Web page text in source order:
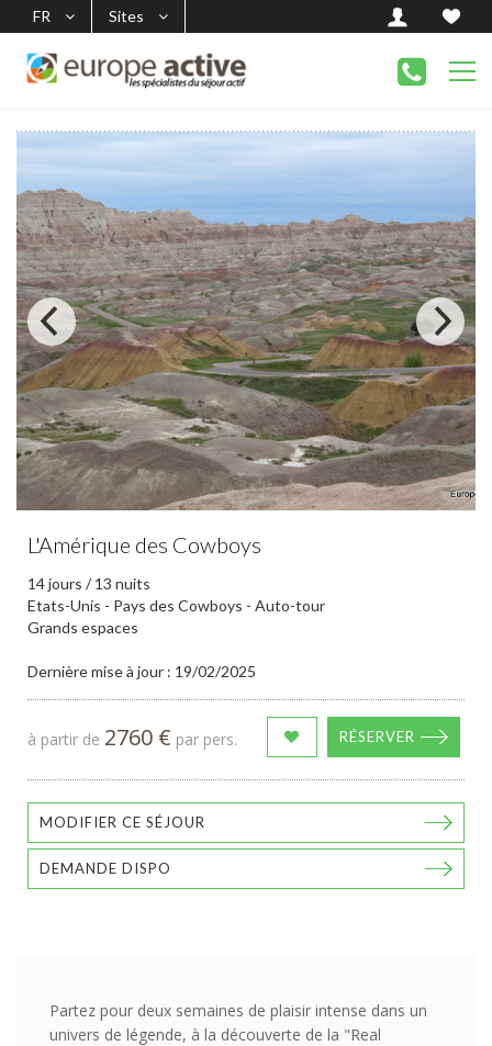
FR Sites
L'Amérique des Cowboys
14 jours / 13 nuits
Etats-Unis - Pays des Cowboys - Auto-tour
Grands espaces
Dernière mise à jour : 19/02/2025
à partir de 2760 € par pers. RÉSERVER
MODIFIER CE SÉJOUR
DEMANDE DISPO
Partez pour deux semaines de plaisir intense dans un
univers de légende, à la découverte de la "Real